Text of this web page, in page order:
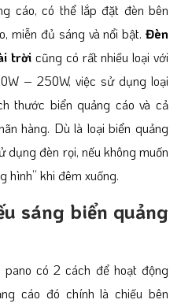
cáo, có thể lắp đặt đèn bên
miễn đủ sáng và nổi bật. Đèn
trời cũng có rất nhiều loại với
– 250W, việc sử dụng loại
thước biển quảng cáo và cả
hàng. Dù là loại biển quảng
dụng đèn rọi, nếu không muốn
hình” khi đêm xuống.
sáng biển quảng
có 2 cách để hoạt động
cáo đó chính là chiếu bên